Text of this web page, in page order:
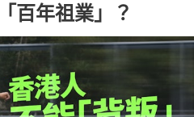
年祖業」？